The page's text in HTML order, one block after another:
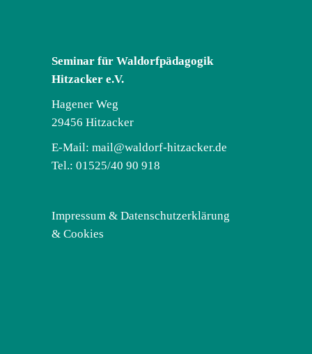
Seminar für Waldorfpädagogik
Hitzacker e.V.
Hagener Weg
29456 Hitzacker
E-Mail: mail@waldorf-hitzacker.de
Tel.: 01525/40 90 918
Impressum & Datenschutzerklärung
& Cookies